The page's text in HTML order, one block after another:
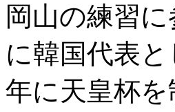
岡山の練習
に韓国代表
年に天皇杯